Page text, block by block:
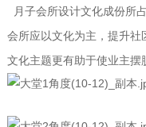
月子会所设计文化成份所
会所应以文化为主，提升社
文化主题更有助于使业主摆